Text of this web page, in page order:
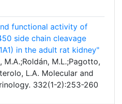
functional activity of
side chain cleavage
in the adult rat kidney"
M.A.;Roldán, M.L.;Pagotto,
L.A. Molecular and
332(1-2):253-260